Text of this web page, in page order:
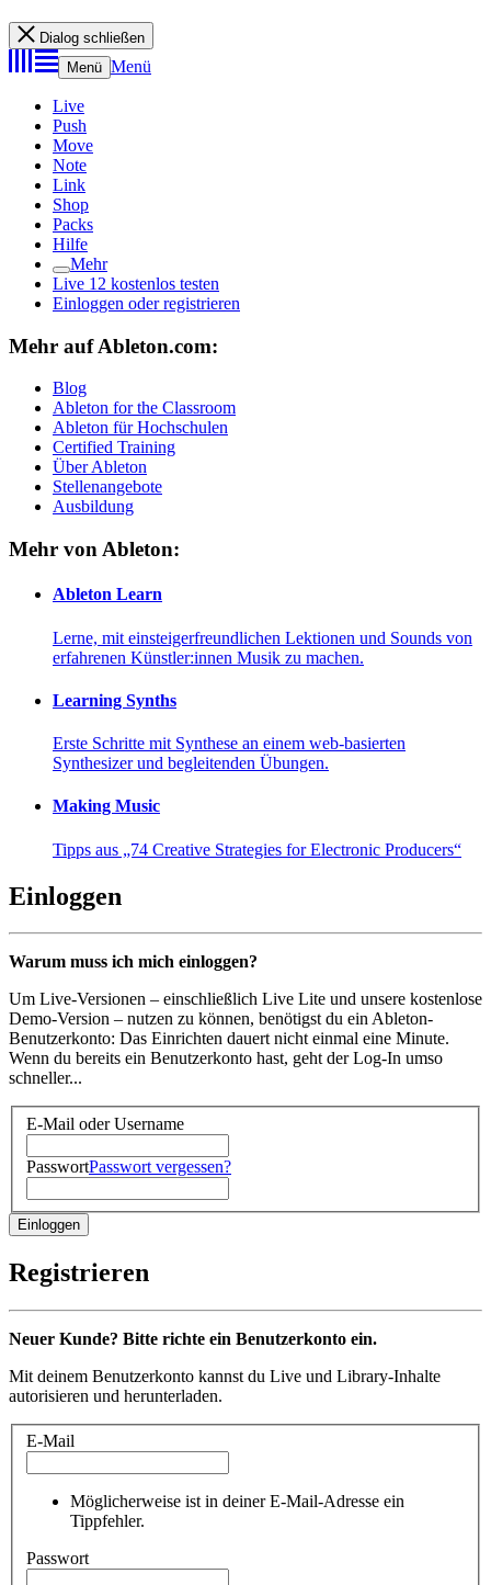
Dialog schließen
Menü Menü
Live
Push
Move
Note
Link
Shop
Packs
Hilfe
Mehr
Live 12 kostenlos testen
Einloggen oder registrieren
Mehr auf Ableton.com:
Blog
Ableton for the Classroom
Ableton für Hochschulen
Certified Training
Über Ableton
Stellenangebote
Ausbildung
Mehr von Ableton:
Ableton Learn
Lerne, mit einsteigerfreundlichen Lektionen und Sounds von
erfahrenen Künstler:innen Musik zu machen.
Learning Synths
Erste Schritte mit Synthese an einem web-basierten
Synthesizer und begleitenden Übungen.
Making Music
Tipps aus „74 Creative Strategies for Electronic Producers“
Einloggen
Warum muss ich mich einloggen?
Um Live-Versionen – einschließlich Live Lite und unsere kostenlose
Demo-Version – nutzen zu können, benötigst du ein Ableton-
Benutzerkonto: Das Einrichten dauert nicht einmal eine Minute.
Wenn du bereits ein Benutzerkonto hast, geht der Log-In umso
schneller...
E-Mail oder Username
PasswortPasswort vergessen?
Registrieren
Neuer Kunde? Bitte richte ein Benutzerkonto ein.
Mit deinem Benutzerkonto kannst du Live und Library-Inhalte
autorisieren und herunterladen.
E-Mail
Möglicherweise ist in deiner E-Mail-Adresse ein
Tippfehler.
Passwort